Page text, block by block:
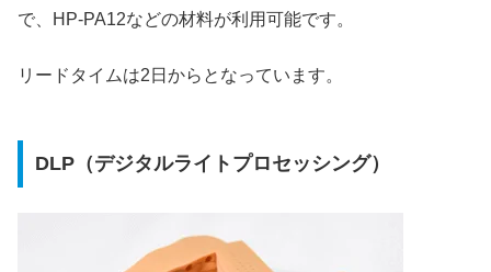
で、HP-PA12などの材料が利用可能です。
リードタイムは2日からとなっています。
DLP（デジタルライトプロセッシング）